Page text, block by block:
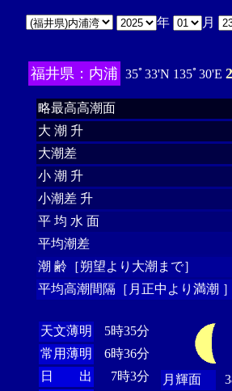
年 月
福井県：内浦 35ﾟ33'N 135ﾟ30'E
略最高高潮面
大 潮 升
大潮差
小 潮 升
小潮差 升
平 均 水 面
平均潮差
潮 齢［朔望より大潮まで］
平均高潮間隔［月正中より満潮 ］
天文薄明
5時35分
常用薄明
6時36分
日 出
7時3分
月輝面